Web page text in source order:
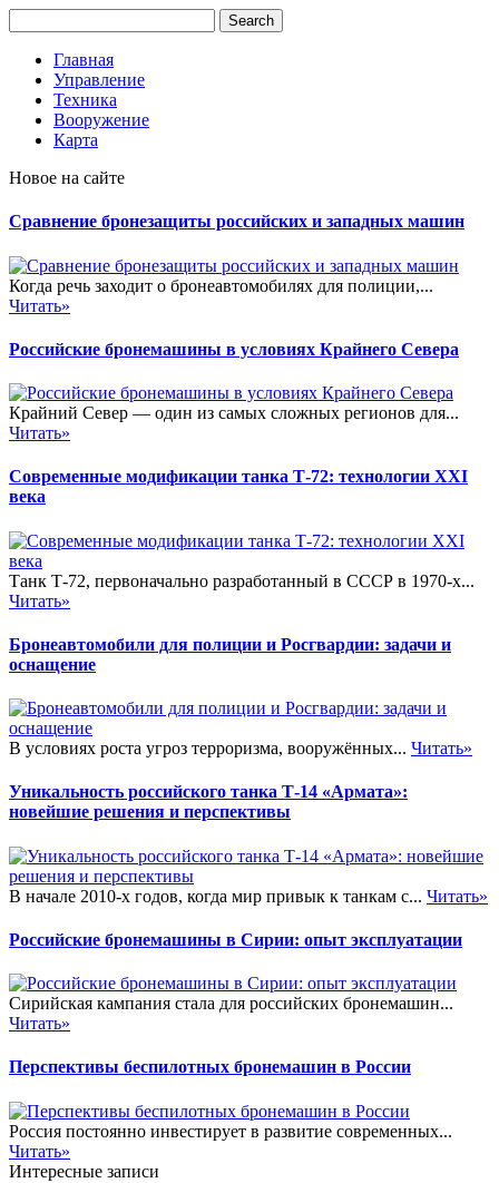
Главная
Управление
Техника
Вооружение
Карта
Новое на сайте
Сравнение бронезащиты российских и западных машин
Когда речь заходит о бронеавтомобилях для полиции,...
Читать»
Российские бронемашины в условиях Крайнего Севера
Крайний Север — один из самых сложных регионов для...
Читать»
Современные модификации танка Т-72: технологии XXI
века
Танк Т-72, первоначально разработанный в СССР в 1970-х...
Читать»
Бронеавтомобили для полиции и Росгвардии: задачи и
оснащение
В условиях роста угроз терроризма, вооружённых... Читать»
Уникальность российского танка Т-14 «Армата»:
новейшие решения и перспективы
В начале 2010-х годов, когда мир привык к танкам с... Читать»
Российские бронемашины в Сирии: опыт эксплуатации
Сирийская кампания стала для российских бронемашин...
Читать»
Перспективы беспилотных бронемашин в России
Россия постоянно инвестирует в развитие современных...
Читать»
Интересные записи